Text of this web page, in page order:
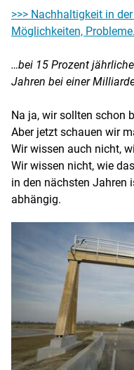
>>> Nachhaltigkeit in
Möglichkeiten, Probleme.
…bei 15 Prozent
Jahren bei einer
Na ja, wir sollten schon
Aber jetzt schauen wir
Wir wissen auch nicht,
Wir wissen nicht, wie
in den nächsten Jahren
abhängig.